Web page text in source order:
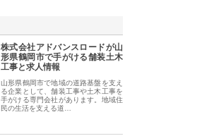
株式会社アドバンスロードが山
形県鶴岡市で手がける舗装土木
工事と求人情報
山形県鶴岡市で地域の道路基盤を支え
る企業として、舗装工事や土木工事を
手がける専門会社があります。地域住
民の生活を支える道…